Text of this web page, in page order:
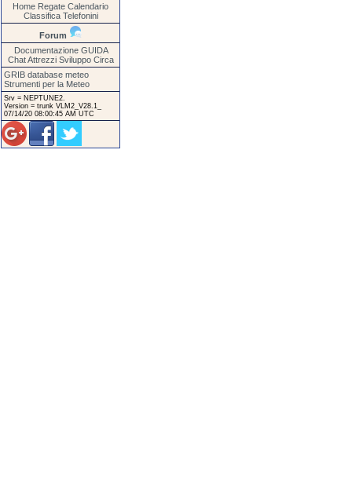
Home Regate Calendario
Classifica Telefonini
Forum
Documentazione GUIDA
Chat Attrezzi Sviluppo Circa
GRIB database meteo
Strumenti per la Meteo
Srv = NEPTUNE2.
Version = trunk VLM2_V28.1_
07/14/20 08:00:45 AM UTC